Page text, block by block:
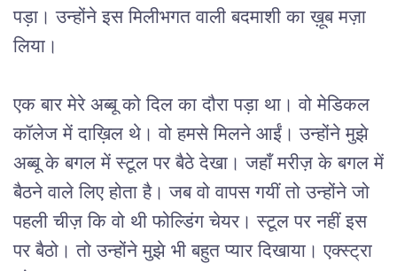
पड़ा। उन्होंने इस मिलीभगत वाली बदमाशी का ख़ूब मज़ा
लिया।
एक बार मेरे अब्बू को दिल का दौरा पड़ा था। वो मेडिकल
कॉलेज में दाख़िल थे। वो हमसे मिलने आईं। उन्होंने मुझे
अब्बू के बगल में स्टूल पर बैठे देखा। जहाँ मरीज़ के बगल में
बैठने वाले लिए होता है। जब वो वापस गयीं तो उन्होंने जो
पहली चीज़ कि वो थी फोल्डिंग चेयर। स्टूल पर नहीं इस
पर बैठो। तो उन्होंने मुझे भी बहुत प्यार दिखाया। एक्स्ट्रा